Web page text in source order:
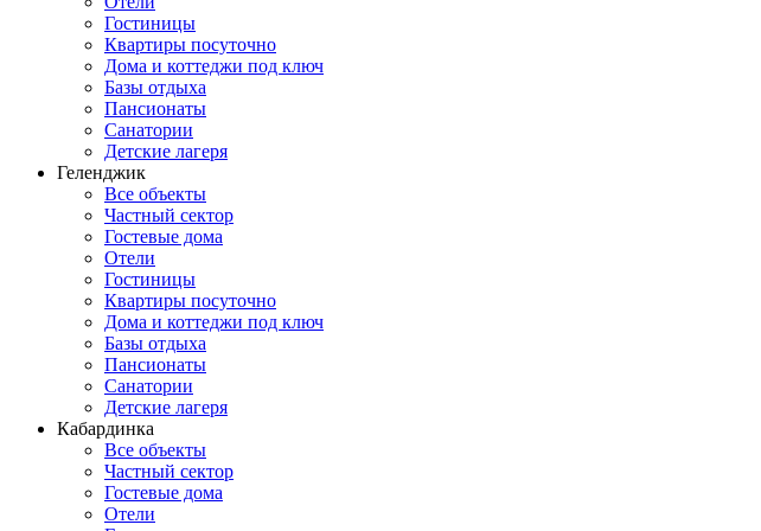
Гостиницы
Квартиры посуточно
Дома и коттеджи под ключ
Базы отдыха
Пансионаты
Санатории
Детские лагеря
Геленджик
Все объекты
Частный сектор
Гостевые дома
Отели
Гостиницы
Квартиры посуточно
Дома и коттеджи под ключ
Базы отдыха
Пансионаты
Санатории
Детские лагеря
Кабардинка
Все объекты
Частный сектор
Гостевые дома
Отели